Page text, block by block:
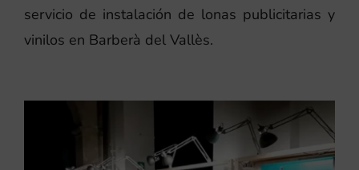
servicio de instalación de lonas publicitarias y
vinilos en Barberà del Vallès.